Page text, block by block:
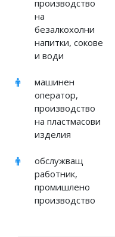
производство
на
безалкохолни
напитки, сокове
и води
машинен
оператор,
производство
на пластмасови
изделия
обслужващ
работник,
промишлено
производство